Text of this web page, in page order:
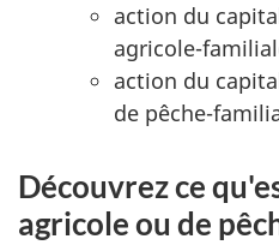
action du
agricole-
action du
de pêche-
Découvrez ce
agricole ou de